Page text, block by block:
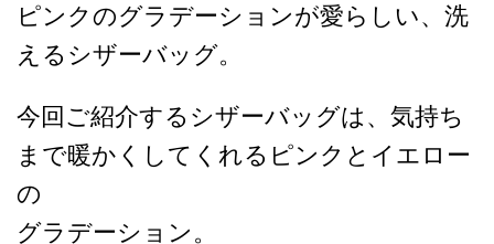
ピンクのグラデーションが愛らしい、洗
えるシザーバッグ。
今回ご紹介するシザーバッグは、気持ち
まで暖かくしてくれるピンクとイエロー
の
グラデーション。